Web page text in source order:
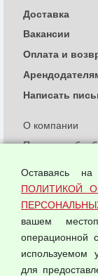
О компании
Политика
Согласием на
Оферта
Публичная
Доставка
Вакансии
Оплата и
Написать
Оставаясь
ПОЛИТИКОЙ
вашем
операционной
используемом
для